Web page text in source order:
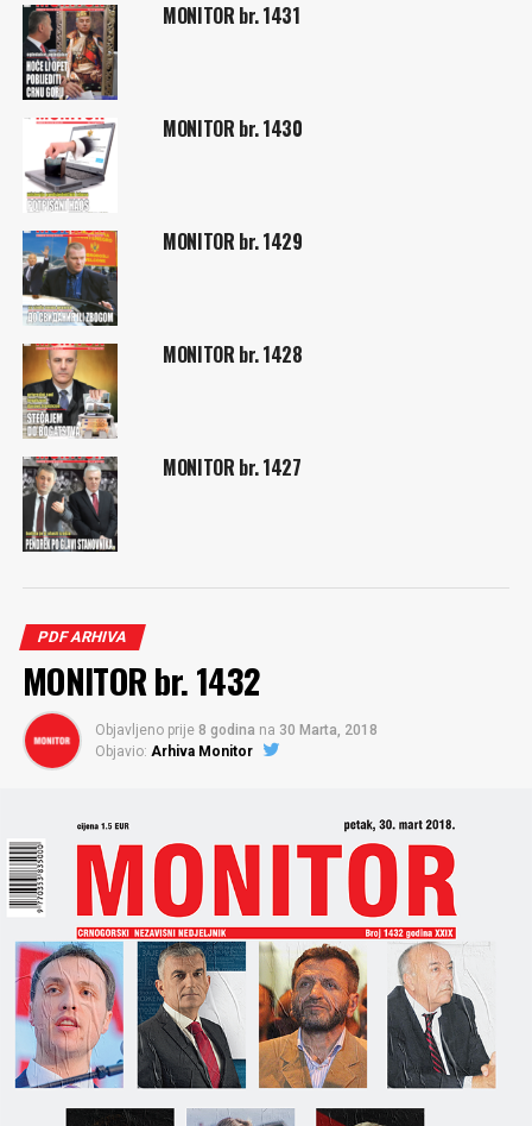
MONITOR br. 1431
MONITOR br. 1430
MONITOR br. 1429
MONITOR br. 1428
MONITOR br. 1427
PDF ARHIVA
MONITOR br. 1432
Objavljeno prije 8 godina na 30 Marta, 2018
Objavio: Arhiva Monitor